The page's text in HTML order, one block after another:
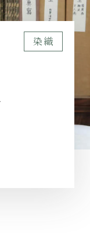
染織